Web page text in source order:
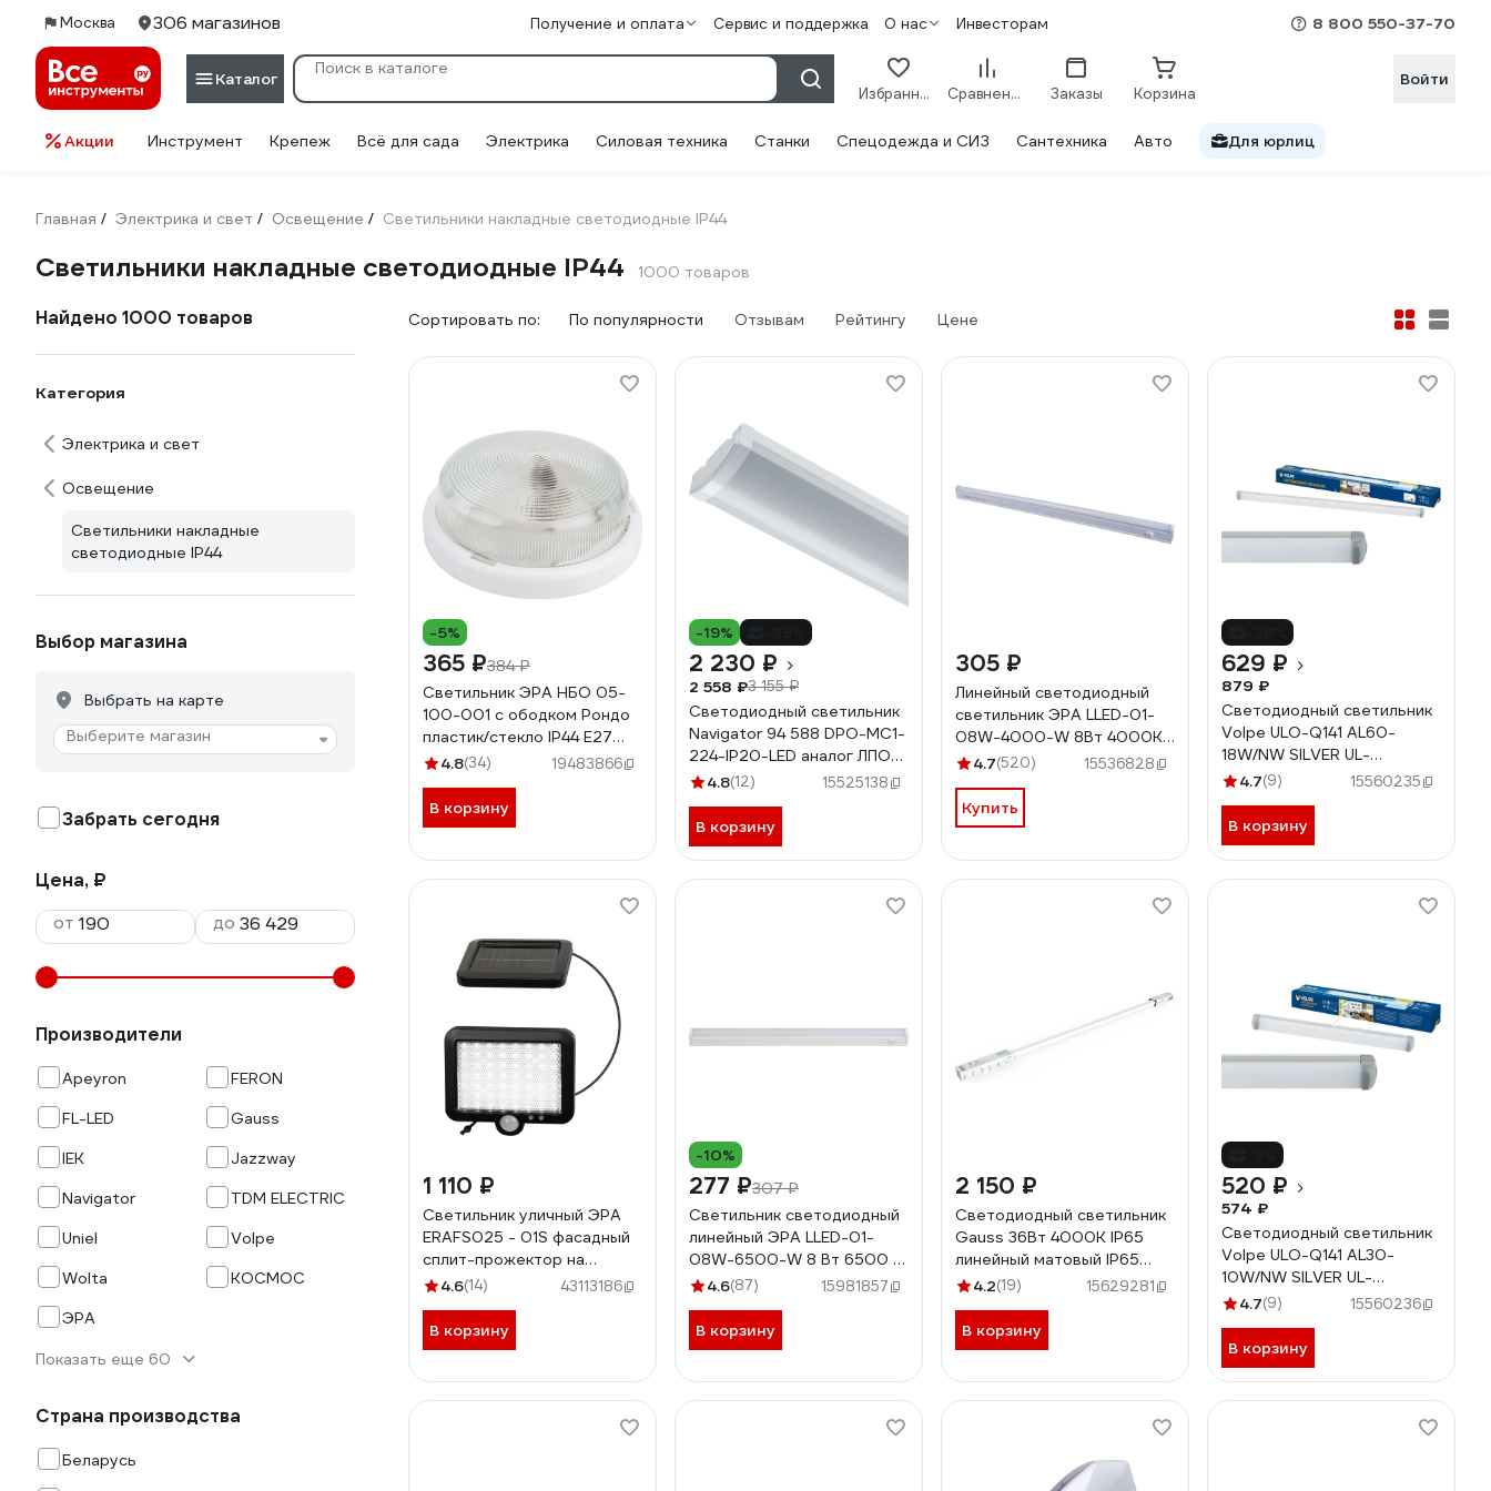
Москва 306 магазинов Получение и оплата Сервис и поддержка О нас Инвесторам 8 800 550-37-70
Каталог
Избранное Сравнение Заказы Корзина
Войти
Акции Инструмент Крепеж Всё для сада Электрика Силовая техника Станки Спецодежда и СИЗ Сантехника Авто Для юрлиц
Главная / Электрика и свет / Освещение / Светильники накладные светодиодные IP44
Светильники накладные светодиодные IP44 1000 товаров
Найдено 1000 товаров
Категория
Электрика и свет
Освещение
Светильники накладные
светодиодные IP44
Выбор магазина
Выбрать на карте
Выберите магазин
Забрать сегодня
Цена, ₽
от
до
Производители
Apeyron
FERON
FL-LED
Gauss
IEK
Jazzway
Navigator
TDM ELECTRIC
Uniel
Volpe
Wolta
КОСМОС
ЭРА
Показать еще 60
Страна производства
Беларусь
Сортировать по: По популярности Отзывам Рейтингу Цене
-5%
365 ₽384 ₽
Светильник ЭРА НБО 05-
100-001 с ободком Рондо
пластик/стекло IP44 E27
max 100Вт круглый белый
4.8(34) 19483866
В корзину
-19%
2 230 ₽
2 558 ₽3 155 ₽
Светодиодный светильник
Navigator 94 588 DPO-MC1-
224-IP20-LED аналог ЛПО
2х36 94588
4.8(12) 15525138
В корзину
305 ₽
Линейный светодиодный
светильник ЭРА LLED-01-
08W-4000-W 8Вт 4000K
L574мм с выключателем
4.7(520) 15536828
Купить
629 ₽
879 ₽
Светодиодный светильник
Volpe ULO-Q141 AL60-
18W/NW SILVER UL-
00000452
4.7(9) 15560235
В корзину
1 110 ₽
Светильник уличный ЭРА
ERAFS025 - 01S фасадный
сплит-прожектор на
солнечной батарее
LED Б0071278
4.6(14) 43113186
В корзину
-10%
277 ₽307 ₽
Светильник светодиодный
линейный ЭРА LLED-01-
08W-6500-W 8 Вт 6500 К
574 мм с выключателем
4.6(87) 15981857
В корзину
2 150 ₽
Светодиодный светильник
Gauss 36Вт 4000К IP65
линейный матовый IP65
аналог ЛСП 2х36Вт SQ
4.2(19) 15629281
В корзину
520 ₽
574 ₽
Светодиодный светильник
Volpe ULO-Q141 AL30-
10W/NW SILVER UL-
00000451
4.7(9) 15560236
В корзину